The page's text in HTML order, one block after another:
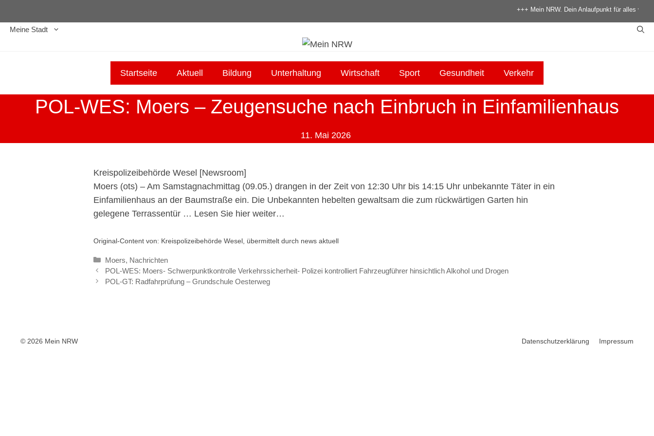
Inhalt
springen
+++ Mein NRW. Dein Anlaufpunkt für alles was in NRW
Meine Stadt
Startseite Aktuell Bildung Unterhaltung Wirtschaft Sport Gesundheit Verkehr
POL-WES: Moers – Zeugensuche nach Einbruch in Einfamilienhaus
11. Mai 2026
Kreispolizeibehörde Wesel [Newsroom]
Moers (ots) – Am Samstagnachmittag (09.05.) drangen in der Zeit von 12:30 Uhr bis 14:15 Uhr unbekannte Täter in ein
Einfamilienhaus an der Baumstraße ein. Die Unbekannten hebelten gewaltsam die zum rückwärtigen Garten hin
gelegene Terrassentür … Lesen Sie hier weiter…
Original-Content von: Kreispolizeibehörde Wesel, übermittelt durch news aktuell
Kategorien
Moers, Nachrichten
POL-WES: Moers- Schwerpunktkontrolle Verkehrssicherheit- Polizei kontrolliert Fahrzeugführer hinsichtlich Alkohol und Drogen
POL-GT: Radfahrprüfung – Grundschule Oesterweg
Datenschutzerklärung Impressum
© 2026 Mein NRW